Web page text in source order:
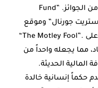
Fund” وكاتب صحفي مرموق فاز بالعديد من الجوائز.
جورنال” وموقع
“The Motley Fool”. ما يميز هاوسل هو قدرته الفريدة على
مما يجعله واحداً من
المالية الحديثة.
حكماً إنسانية خالدة